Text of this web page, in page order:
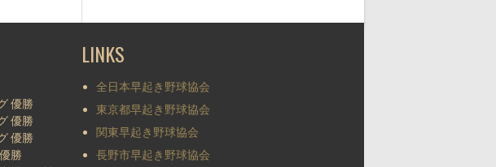
優勝
優勝
優勝
勝
LINKS
全日本早起き野球協会
東京都早起き野球協会
関東早起き野球協会
長野市早起き野球協会